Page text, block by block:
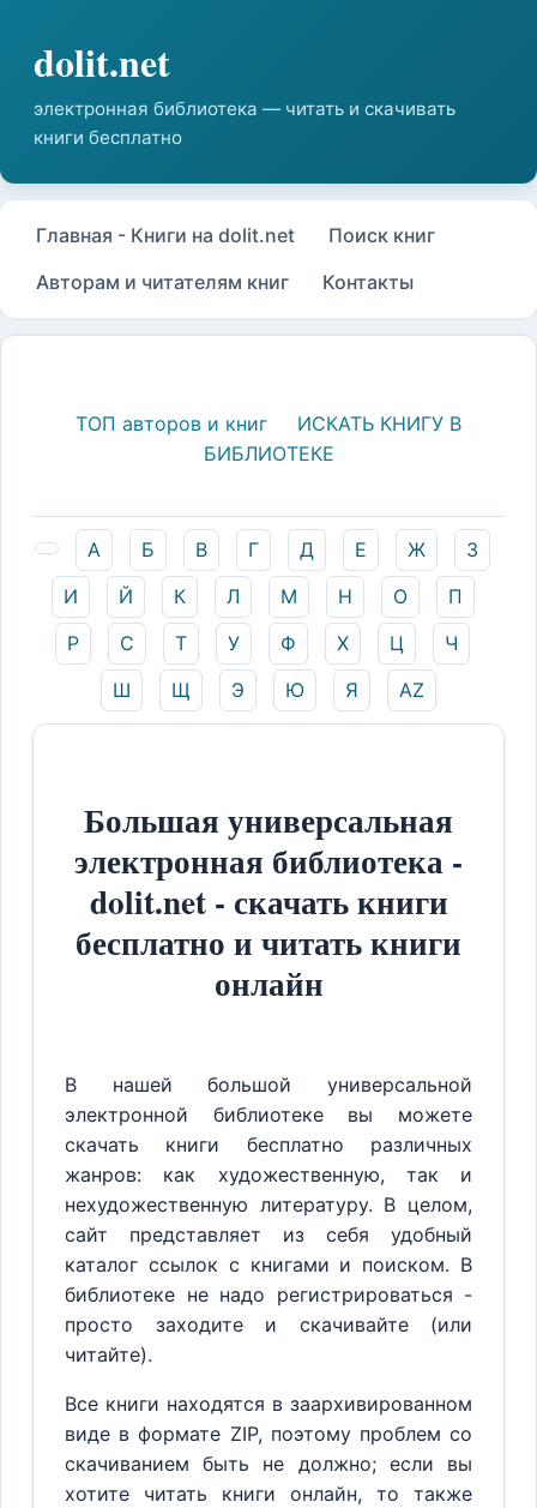
Главная - Книги на dolit.net
Поиск книг
Авторам и читателям книг
Контакты
ТОП авторов и книг
ИСКАТЬ КНИГУ В
БИБЛИОТЕКЕ
А Б В Г Д Е Ж
З
И
Й К Л М Н О
П
Р
С Т У Ф Х Ц
Ч
Ш
Щ Э Ю Я AZ
Большая универсальная
электронная библиотека -
dolit.net - скачать книги
бесплатно и читать книги
онлайн
В нашей большой универсальной
электронной библиотеке вы можете
скачать книги бесплатно различных
жанров: как художественную, так и
нехудожественную литературу. В целом,
сайт представляет из себя удобный
каталог ссылок с книгами и поиском. В
библиотеке не надо регистрироваться -
просто заходите и скачивайте (или
читайте).
Все книги находятся в заархивированном
виде в формате ZIP, поэтому проблем со
скачиванием быть не должно; если вы
хотите читать книги онлайн, то также